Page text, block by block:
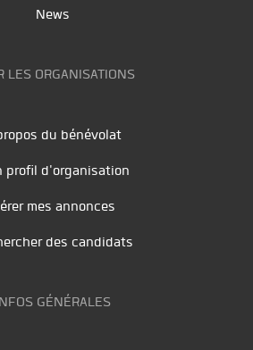
News
LES ORGANISATIONS
du bénévolat
profil d'organisation
mes annonces
des candidats
GÉNÉRALES